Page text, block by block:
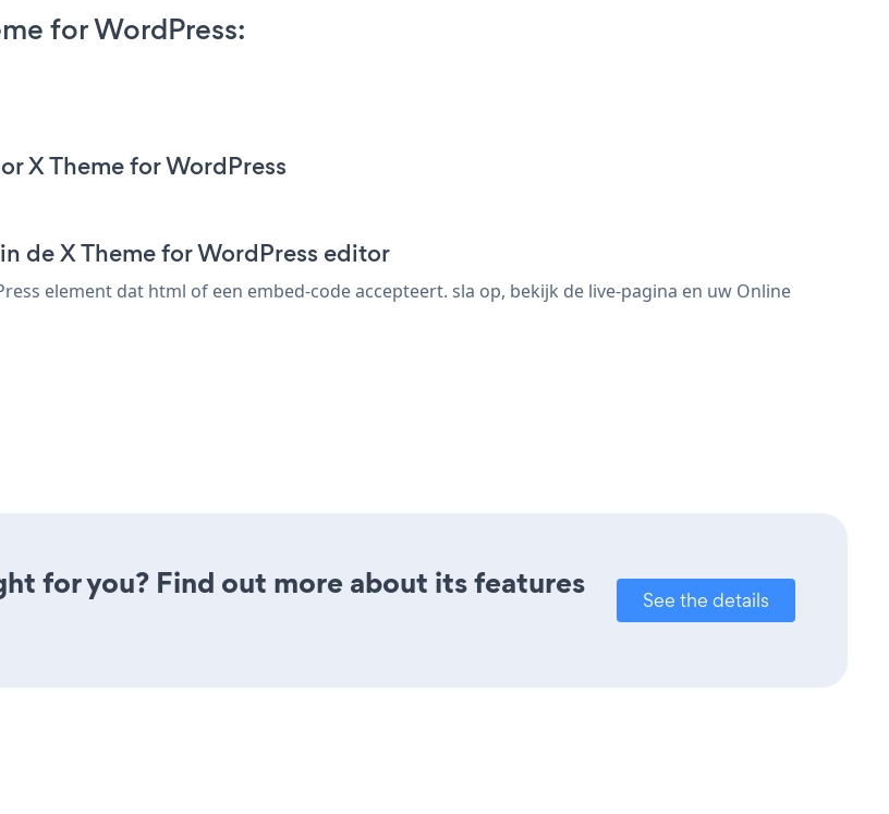
for WordPress:
X Theme for WordPress
de X Theme for WordPress editor
element dat html of een embed-code accepteert. sla op, bekijk de live-pagina en uw Online
for you? Find out more about its features
See the details